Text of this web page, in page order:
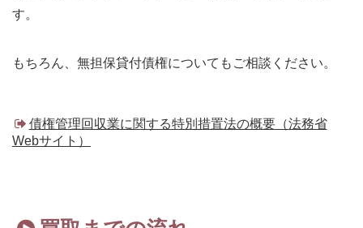
す。
もちろん、無担保貸付債権についてもご相談ください。
債権管理回収業に関する特別措置法の概要（法務省
Webサイト）